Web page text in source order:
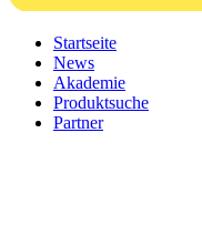
Startseite
News
Akademie
Produktsuche
Partner